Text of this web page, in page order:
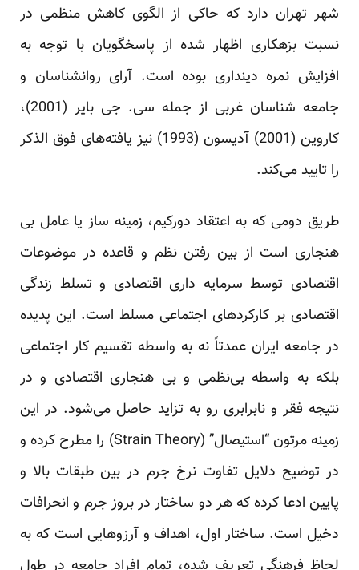
شهر تهران دارد که حاکی از الگوی کاهش منظمی در
نسبت بزهکاری اظهار شده از پاسخگویان با توجه به
افزایش نمره دینداری بوده است. آرای روانشناسان و
جامعه شناسان غربی از جمله سی. جی بایر (2001)،
کاروین (2001) آدیسون (1993) نیز یافته‌های فوق الذکر
را تایید می‌کند.
طریق دومی که به اعتقاد دورکیم، زمینه ساز یا عامل بی
هنجاری است از بین رفتن نظم و قاعده در موضوعات
اقتصادی توسط سرمایه داری اقتصادی و تسلط زندگی
اقتصادی بر کارکردهای اجتماعی مسلط است. این پدیده
در جامعه ایران عمدتاً نه به واسطه تقسیم کار اجتماعی
بلکه به واسطه بی‌نظمی و بی هنجاری اقتصادی و در
نتیجه فقر و نابرابری رو به تزاید حاصل می‌شود. در این
زمینه مرتون “استیصال” (Strain Theory) را مطرح کرده و
در توضیح دلایل تفاوت نرخ جرم در بین طبقات بالا و
پایین ادعا کرده که هر دو ساختار در بروز جرم و انحرافات
دخیل است. ساختار اول، اهداف و آرزوهایی است که به